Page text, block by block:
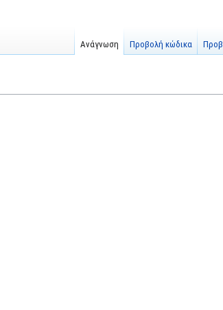
Ανάγνωση Προβολή κώδικα